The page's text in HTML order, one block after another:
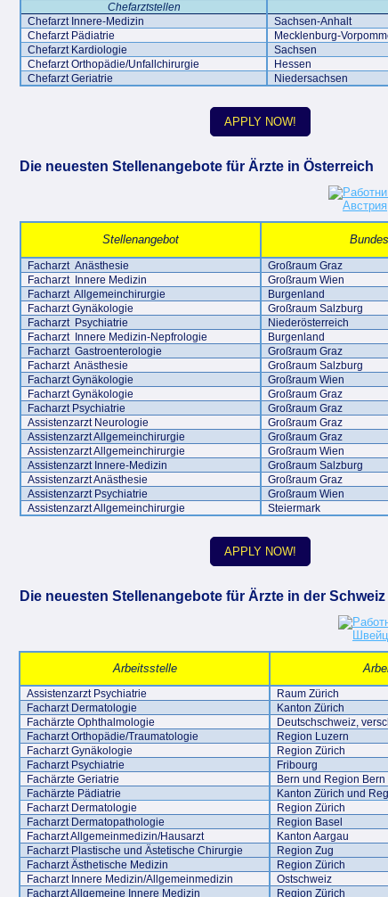
Chefarztstellen
Chefarzt Innere-Medizin
Sachsen-Anhalt
Chefarzt Pädiatrie
Mecklenburg-
Chefarzt Kardiologie
Sachsen
Chefarzt Orthopädie/Unfallchirurgie
Hessen
Chefarzt Geriatrie
Niedersachsen
APPLY NOW!
Die neuesten Stellenangebote für Ärzte in Österreich
Stellenangebot
Facharzt Anästhesie
Großraum Graz
Facharzt Innere Medizin
Großraum Wien
Facharzt Allgemeinchirurgie
Burgenland
Facharzt Gynäkologie
Großraum Salzburg
Facharzt Psychiatrie
Niederösterreich
Facharzt Innere Medizin-Nepfrologie
Burgenland
Facharzt Gastroenterologie
Großraum Graz
Facharzt Anästhesie
Großraum Salzburg
Facharzt Gynäkologie
Großraum Wien
Facharzt Gynäkologie
Großraum Graz
Facharzt Psychiatrie
Großraum Graz
Assistenzarzt Neurologie
Großraum Graz
Assistenzarzt Allgemeinchirurgie
Großraum Graz
Assistenzarzt Allgemeinchirurgie
Großraum Wien
Assistenzarzt Innere-Medizin
Großraum Salzburg
Assistenzarzt Anästhesie
Großraum Graz
Assistenzarzt Psychiatrie
Großraum Wien
Assistenzarzt Allgemeinchirurgie
Steiermark
APPLY NOW!
Die neuesten Stellenangebote für Ärzte in der Schweiz
Arbeitsstelle
Assistenzarzt Psychiatrie
Raum Zürich
Facharzt Dermatologie
Kanton Zürich
Fachärzte Ophthalmologie
Deutschschweiz,
Facharzt Orthopädie/Traumatologie
Region Luzern
Facharzt Gynäkologie
Region Zürich
Facharzt Psychiatrie
Fribourg
Fachärzte Geriatrie
Bern und Region Bern
Fachärzte Pädiatrie
Kanton Zürich und
Facharzt Dermatologie
Region Zürich
Facharzt Dermatopathologie
Region Basel
Facharzt Allgemeinmedizin/Hausarzt
Kanton Aargau
Facharzt Plastische und Ästetische Chirurgie
Region Zug
Facharzt Ästhetische Medizin
Region Zürich
Facharzt Innere Medizin/Allgemeinmedizin
Ostschweiz
Facharzt Allgemeine Innere Medizin
Region Zürich